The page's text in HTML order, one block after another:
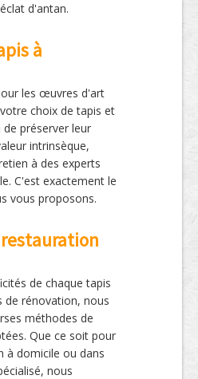
d'antan.
à
les œuvres d'art
choix de tapis et
préserver leur
intrinsèque,
à des experts
C'est exactement le
vous proposons.
de chaque tapis
de rénovation, nous
méthodes de
Que ce soit pour
à domicile ou dans
nous